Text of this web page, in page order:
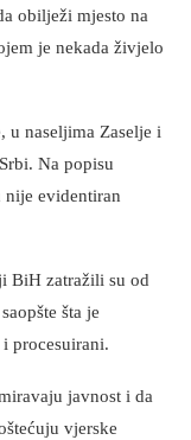
obilježi mjesto na
je nekada živjelo
u naseljima Zaselje i
Na popisu
nije evidentiran
BiH zatražili su od
šta je
procesuirani.
javnost i da
vjerske